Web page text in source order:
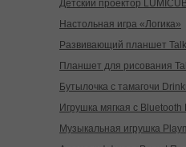
Детский проектор
Настольная игра «Логика»
Развивающий планшет
Планшет для рисования
Бутылочка с тамагочи
Игрушка мягкая с
Музыкальная игрушка